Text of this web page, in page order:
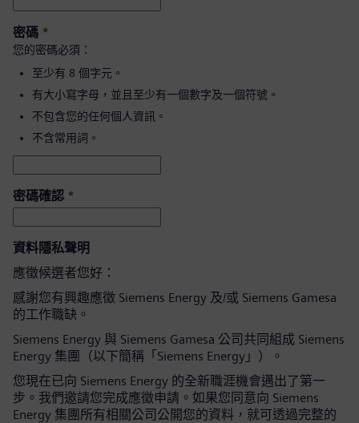
密碼 *
您的密碼必須：
至少有 8 個字元。
有大小寫字母，並且至少有一個數字及一個符號。
不包含您的任何個人資訊。
不含常用詞。
密碼確認 *
資料隱私聲明
應徵候選者您好：
感謝您有興趣應徵 Siemens Energy 及/或 Siemens Gamesa
的工作職缺。
Siemens Energy 與 Siemens Gamesa 公司共同組成 Siemens
Energy 集團（以下簡稱「Siemens Energy」）。
您現在已向 Siemens Energy 的全新職涯機會邁出了第一
步。我們邀請您完成應徵申請。如果您同意向 Siemens
Energy 集團所有相關公司公開您的資料，就可透過完整的